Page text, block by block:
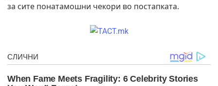
за сите понатамошни чекори во постапката.